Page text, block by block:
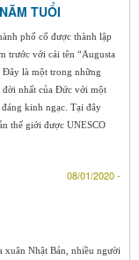
TUỔI
phố cổ được thành lập
trước với cái tên “Augusta
Đây là một trong những
đời nhất của Đức với một
kinh ngạc. Tại đây
thế giới được UNESCO
08/01/2020 -
xuân Nhật Bản, nhiều người